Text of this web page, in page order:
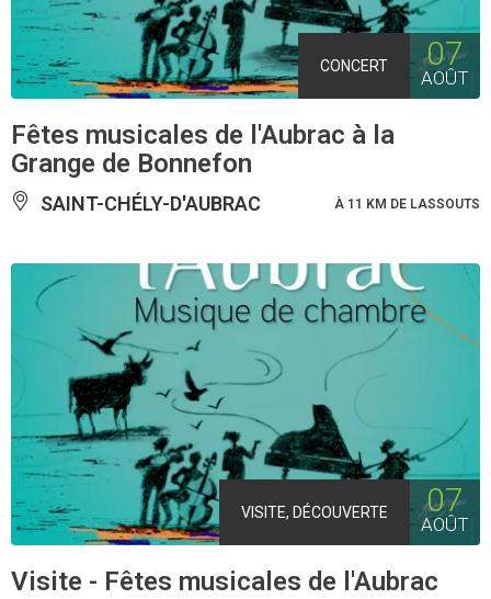
CONCERT 07
AOÛT
Fêtes musicales de l'Aubrac à la
Grange de Bonnefon
SAINT-CHÉLY-D'AUBRAC À 11 KM DE LASSOUTS
VISITE, DÉCOUVERTE 07
AOÛT
Visite - Fêtes musicales de l'Aubrac